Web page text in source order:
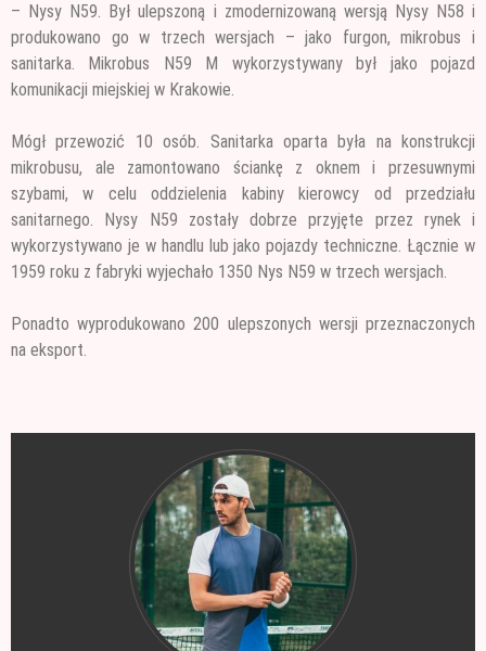
– Nysy N59. Był ulepszoną i zmodernizowaną wersją Nysy N58 i
produkowano go w trzech wersjach – jako furgon, mikrobus i
sanitarka. Mikrobus N59 M wykorzystywany był jako pojazd
komunikacji miejskiej w Krakowie.
Mógł przewozić 10 osób. Sanitarka oparta była na konstrukcji
mikrobusu, ale zamontowano ściankę z oknem i przesuwnymi
szybami, w celu oddzielenia kabiny kierowcy od przedziału
sanitarnego. Nysy N59 zostały dobrze przyjęte przez rynek i
wykorzystywano je w handlu lub jako pojazdy techniczne. Łącznie w
1959 roku z fabryki wyjechało 1350 Nys N59 w trzech wersjach.
Ponadto wyprodukowano 200 ulepszonych wersji przeznaczonych
na eksport.